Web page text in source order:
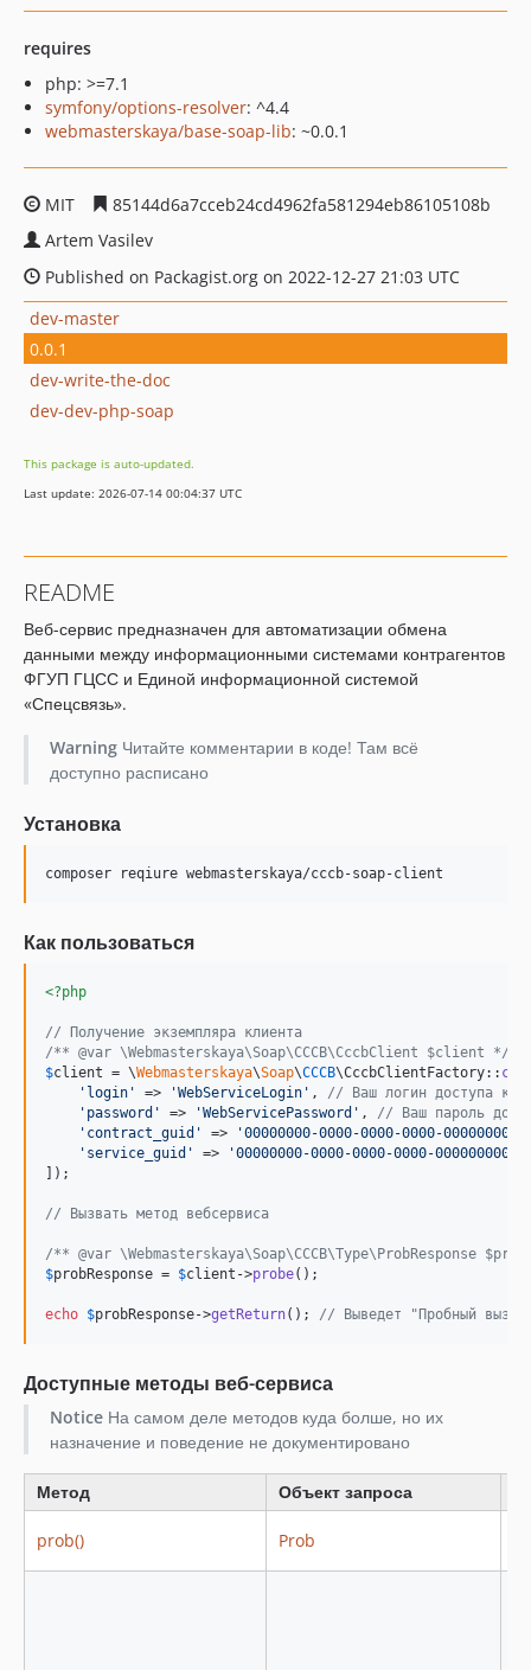
requires
php: >=7.1
symfony/options-resolver: ^4.4
webmasterskaya/base-soap-lib: ~0.0.1
MIT
85144d6a7cceb24cd4962fa581294eb86105108b
Artem Vasilev
Published on Packagist.org on 2022-12-27 21:03 UTC
dev-master
0.0.1
dev-write-the-doc
dev-dev-php-soap
This package is auto-updated.
Last update: 2026-07-14 00:04:37 UTC
README
Веб-сервис предназначен для автоматизации обмена
данными между информационными системами контрагентов
ФГУП ГЦСС и Единой информационной системой
«Спецсвязь».
WarningЧитайте комментарии в коде! Там всё
доступно расписано
Установка
composer reqiure webmasterskaya/cccb-soap-client
Как пользоваться
<?php
// Получение экземпляра клиента
/** @var \Webmasterskaya\Soap\CCCB\CccbClient $client */
$client = \Webmasterskaya\Soap\CCCB\CccbClientFactory::
' login ' => 'WebServiceLogin ' , // Ваш логин доступа к
' password ' => 'WebServicePassword ' , // Ваш пароль
' contract_guid ' => '00000000-0000-0000-0000-
' service_guid ' => '00000000-0000-0000-0000-
]);
// Вызвать метод вебсервиса
/** @var \Webmasterskaya\Soap\CCCB\Type\ProbResponse
$probResponse = $client ->probe();
echo $probResponse->getReturn(); // Выведет "Пробный вызов
Доступные методы веб-сервиса
NoticeНа самом деле методов куда болше, но их
назначение и поведение не документировано
Метод Объект запроса
prob() Prob